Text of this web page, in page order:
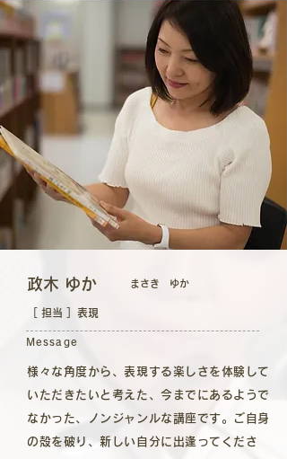
​政木 ゆか まさき ゆか
［ 担当 ］表現
様々な角度から、表現する楽しさを体験して
いただきたいと考えた、今までにあるようで
なかった、ノンジャンルな講座です。ご自身
の殻を破り、新しい自分に出逢ってくださ
Message